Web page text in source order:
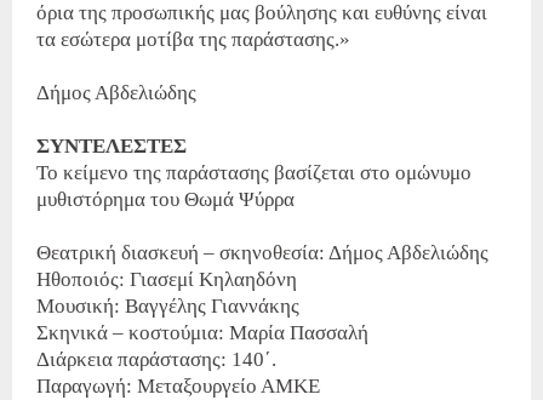
όρια της προσωπικής μας βούλησης και ευθύνης είναι
τα εσώτερα μοτίβα της παράστασης.»
Δήμος Αβδελιώδης
ΣΥΝΤΕΛΕΣΤΕΣ
Το κείμενο της παράστασης βασίζεται στο ομώνυμο
μυθιστόρημα του Θωμά Ψύρρα
Θεατρική διασκευή – σκηνοθεσία: Δήμος Αβδελιώδης
Ηθοποιός: Γιασεμί Κηλαηδόνη
Μουσική: Βαγγέλης Γιαννάκης
Σκηνικά – κοστούμια: Μαρία Πασσαλή
Διάρκεια παράστασης: 140΄.
Παραγωγή: Μεταξουργείο ΑΜΚΕ